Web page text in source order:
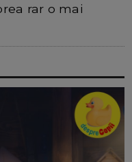
rar o mai